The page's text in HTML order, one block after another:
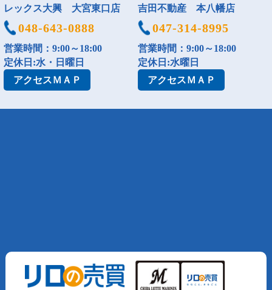
レックス大興 大宮東口店
048-643-0888
営業時間：9:00～18:00
定休日:水・日曜日
アクセスＭＡＰ
吉田不動産 本八幡店
047-314-8995
営業時間：9:00～18:00
定休日:水曜日
アクセスＭＡＰ